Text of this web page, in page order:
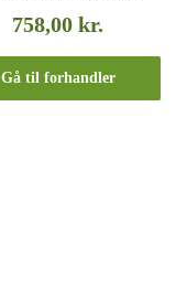
758,00kr.
Gå til forhandler